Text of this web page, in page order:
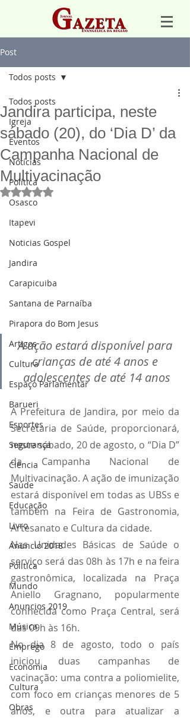
Post
Todos posts
Igreja
Eventos
Notícias
Política
Osasco
Itapevi
Noticias Gospel
Jandira
Carapicuiba
Santana de Parnaíba
Pirapora do Bom Jesus
Artigos
Cultura
Espaço Parlamentar
Barueri
Esportes
Segurança
Ciência
Saúde
Educação
Livro
Anuncio 2018
Politica
Mundo
Anuncios 2019
Música
Emprego
Economia
Cultura
Obras
Todos posts
Jandira participa, neste
sábado (20), do ‘Dia D’ da
Campanha Nacional de
Multivacinação
Avaliado com NaN de 5 estrelas.
A ação estará disponível para
crianças de até 4 anos e
adolescentes de até 14 anos
A Prefeitura de Jandira, por meio da
Secretaria de Saúde, proporcionará,
neste sábado, 20 de agosto, o “Dia D”
da Campanha Nacional de
Multivacinação. A ação de imunização
estará disponível em todas as UBSs e
também na Feira de Gastronomia,
Artesanato e Cultura da cidade.
Nas Unidades Básicas de Saúde o
serviço será das 08h às 17h e na feira
gastronômica, localizada na Praça
Aniello Gragnano, popularmente
conhecida como Praça Central, será
das 09h às 16h.
No dia 8 de agosto, todo o país
iniciou duas campanhas de
vacinação: uma contra a poliomielite,
com foco em crianças menores de 5
anos, e outra para atualizar a